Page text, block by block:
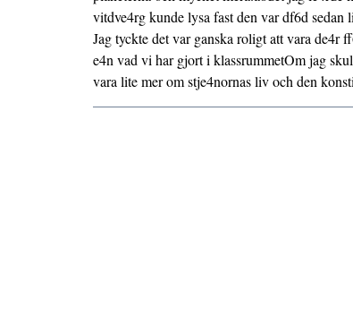
vitdve4rg kunde lysa fast den var df6d sedan
Jag tyckte det var ganska roligt att vara de4r
e4n vad vi har gjort i klassrummetOm jag
vara lite mer om stje4nornas liv och den